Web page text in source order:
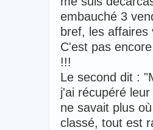
embauché 3
bref, les
C'est pas
!!!
Le second dit :
j'ai récupéré
ne savait plus
classé, tout est